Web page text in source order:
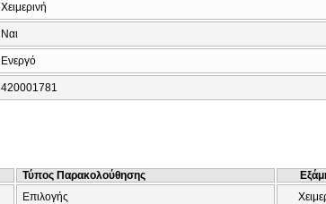
Χειμερινή
Ναι
Ενεργό
420001781
Τύπος Παρακολούθησης
Επιλογής